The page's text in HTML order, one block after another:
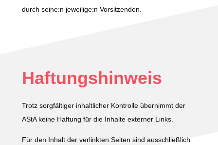
durch seine:n jeweilige:n Vorsitzenden.
Haftungshinweis
Trotz sorgfältiger inhaltlicher Kontrolle übernimmt der
AStA keine Haftung für die Inhalte externer Links.
Für den Inhalt der verlinkten Seiten sind ausschließlich